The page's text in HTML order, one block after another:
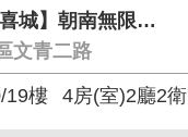
A7【皇翔歡喜城】朝南無限景觀大四房B2平面車
文青二路
19樓 4房(室)2廳2衛